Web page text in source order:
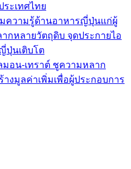
ระเทศไทย
มความรู้ด้านอาหารญี่ปุ่นแก่ผู้
กหลายวัตถุดิบ จุดประกายไอ
ปุ่นเติบโต
มอน-เทราต์ ชูความหลาก
งมูลค่าเพิ่มเพื่อผู้ประกอบการ